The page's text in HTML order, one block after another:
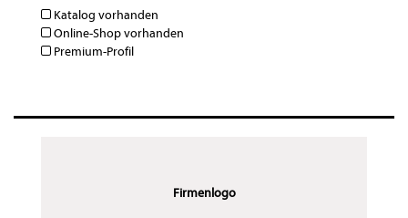
Katalog vorhanden
Online-Shop vorhanden
Premium-Profil
Firmenlogo